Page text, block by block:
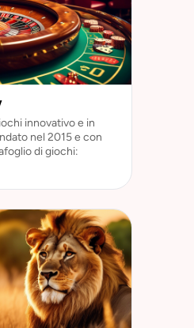
innovativo e in
nel 2015 e con
di giochi: